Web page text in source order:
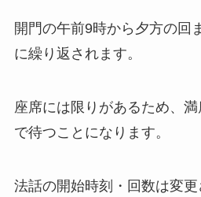
開門の午前9時から夕方の回
に繰り返されます。
座席には限りがあるため、
で待つことになります。
法話の開始時刻・回数は変